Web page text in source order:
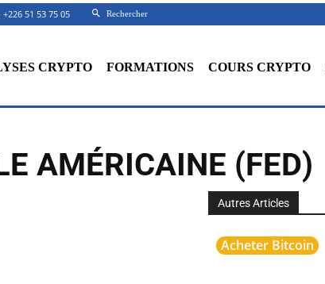
51 53 75 05 Rechercher
CRYPTO FORMATIONS COURS CRYPTO
AMÉRICAINE (FED)
Autres Articles
Acheter Bitcoin